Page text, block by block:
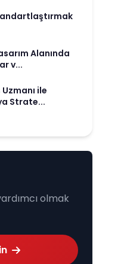
Alanında
v...
ile
Strate...
olmak